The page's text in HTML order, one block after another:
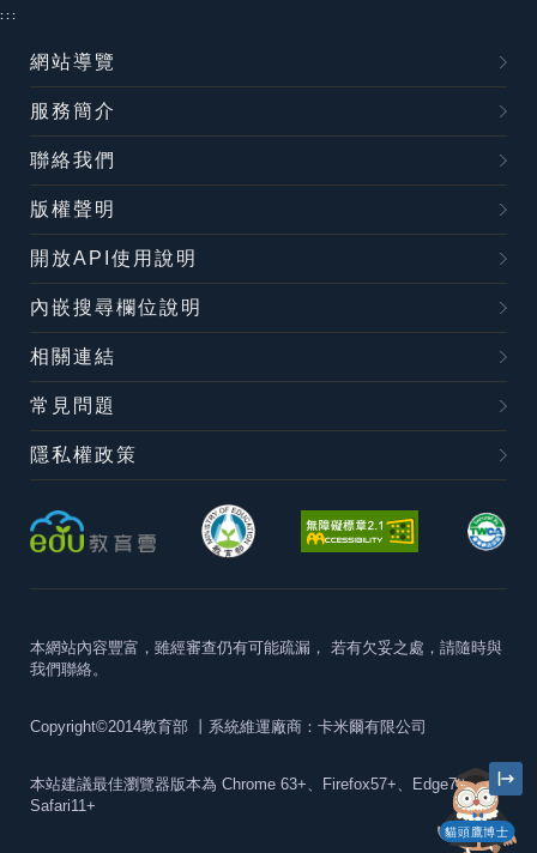
貓頭鷹博士
:::
網站導覽
服務簡介
聯絡我們
版權聲明
開放API使用說明
內嵌搜尋欄位說明
相關連結
常見問題
隱私權政策
本網站內容豐富，雖經審查仍有可能疏漏， 若有欠妥之處，請隨時與
我們聯絡。
Copyright©2014教育部 丨系統維運廠商：卡米爾有限公司
本站建議最佳瀏覽器版本為 Chrome 63+、Firefox57+、Edge79+及
Safari11+